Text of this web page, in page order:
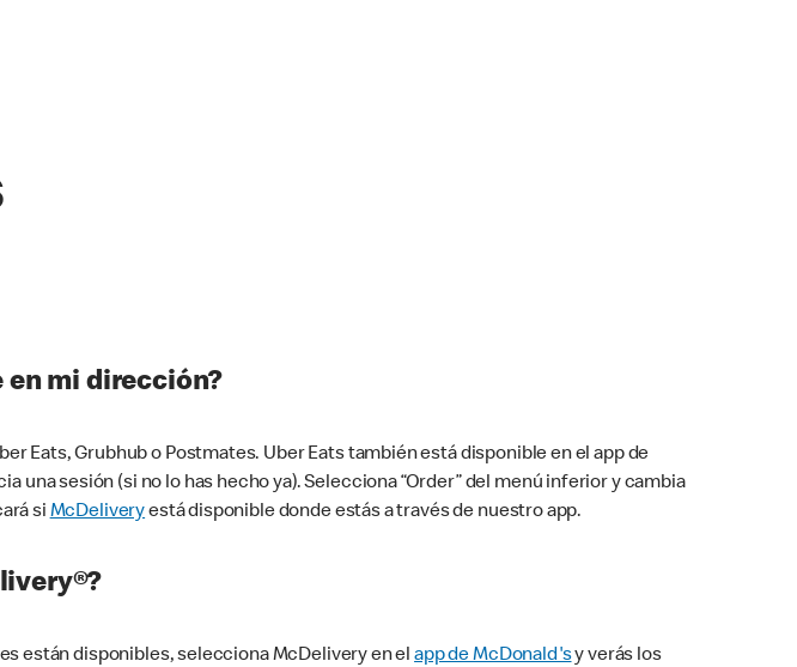
en mi dirección?
Eats, Grubhub o Postmates. Uber Eats también está disponible en el app de
una sesión (si no lo has hecho ya). Selecciona “Order” del menú inferior y cambia
si McDeliveryestá disponible donde estás a través de nuestro app.
están disponibles, selecciona McDelivery en elapp de McDonald'sy verás los